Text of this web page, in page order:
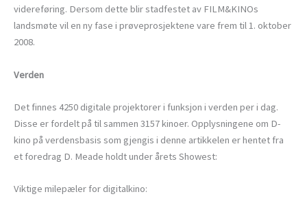
videreføring. Dersom dette blir stadfestet av FILM&KINOs
landsmøte vil en ny fase i prøveprosjektene vare frem til 1. oktober
2008.
Verden
Det finnes 4250 digitale projektorer i funksjon i verden per i dag.
Disse er fordelt på til sammen 3157 kinoer. Opplysningene om D-
kino på verdensbasis som gjengis i denne artikkelen er hentet fra
et foredrag D. Meade holdt under årets Showest:
Viktige milepæler for digitalkino: